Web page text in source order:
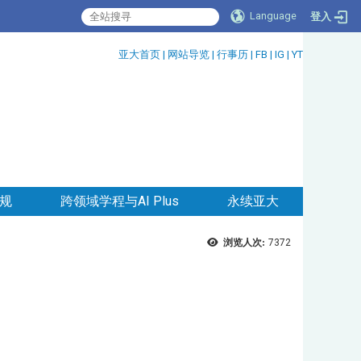
Language 登入
亚大首页 | 网站导览 | 行事历 | FB | IG | YT
跨领域学程与AI Plus 永续亚大
浏览人次: 7372